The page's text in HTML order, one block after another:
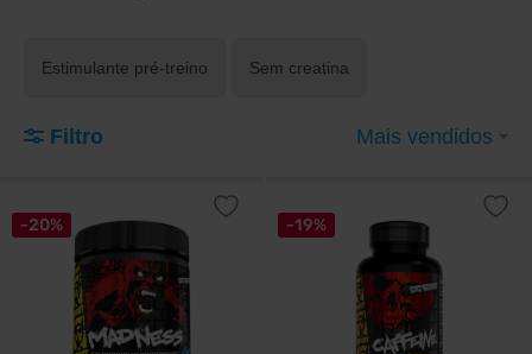
Estimulante pré-treino Sem creatina
Filtro Mais vendidos
-20% -19%